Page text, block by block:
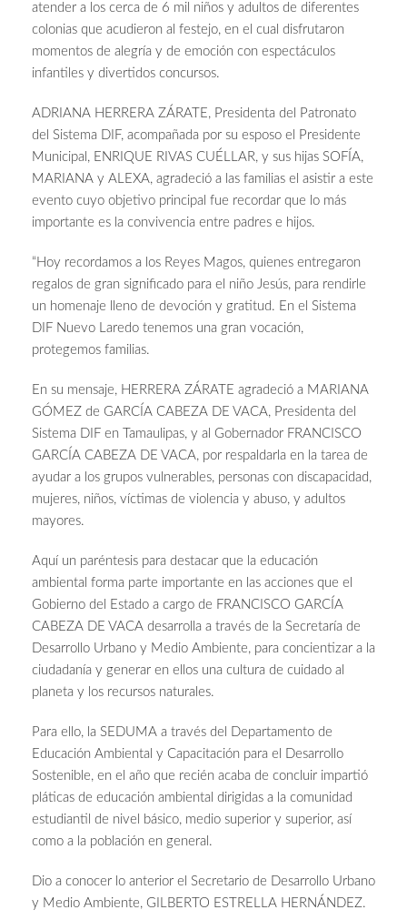
atender a los cerca de 6 mil niños y adultos de diferentes
colonias que acudieron al festejo, en el cual disfrutaron
momentos de alegría y de emoción con espectáculos
infantiles y divertidos concursos.
ADRIANA HERRERA ZÁRATE, Presidenta del Patronato
del Sistema DIF, acompañada por su esposo el Presidente
Municipal, ENRIQUE RIVAS CUÉLLAR, y sus hijas SOFÍA,
MARIANA y ALEXA, agradeció a las familias el asistir a este
evento cuyo objetivo principal fue recordar que lo más
importante es la convivencia entre padres e hijos.
“Hoy recordamos a los Reyes Magos, quienes entregaron
regalos de gran significado para el niño Jesús, para rendirle
un homenaje lleno de devoción y gratitud. En el Sistema
DIF Nuevo Laredo tenemos una gran vocación,
protegemos familias.
En su mensaje, HERRERA ZÁRATE agradeció a MARIANA
GÓMEZ de GARCÍA CABEZA DE VACA, Presidenta del
Sistema DIF en Tamaulipas, y al Gobernador FRANCISCO
GARCÍA CABEZA DE VACA, por respaldarla en la tarea de
ayudar a los grupos vulnerables, personas con discapacidad,
mujeres, niños, víctimas de violencia y abuso, y adultos
mayores.
Aquí un paréntesis para destacar que la educación
ambiental forma parte importante en las acciones que el
Gobierno del Estado a cargo de FRANCISCO GARCÍA
CABEZA DE VACA desarrolla a través de la Secretaría de
Desarrollo Urbano y Medio Ambiente, para concientizar a la
ciudadanía y generar en ellos una cultura de cuidado al
planeta y los recursos naturales.
Para ello, la SEDUMA a través del Departamento de
Educación Ambiental y Capacitación para el Desarrollo
Sostenible, en el año que recién acaba de concluir impartió
pláticas de educación ambiental dirigidas a la comunidad
estudiantil de nivel básico, medio superior y superior, así
como a la población en general.
Dio a conocer lo anterior el Secretario de Desarrollo Urbano
y Medio Ambiente, GILBERTO ESTRELLA HERNÁNDEZ.